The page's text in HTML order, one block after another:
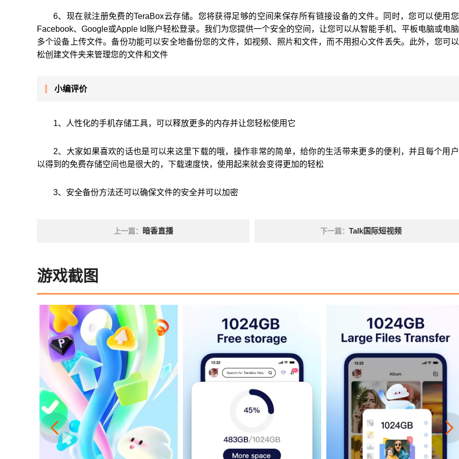
6、现在就注册免费的TeraBox云存储。您将获得足够的空间来保存所有链接设备的文件。同时，您可以使用
Facebook、Google或Apple Id账户轻松登录。我们为您提供一个安全的空间，让您可以从智能手机、平板电脑或电
多个设备上传文件。备份功能可以安全地备份您的文件，如视频、照片和文件，而不用担心文件丢失。此外，您可
松创建文件夹来管理您的文件和文件
小编评价
1、人性化的手机存储工具，可以释放更多的内存并让您轻松使用它
2、大家如果喜欢的话也是可以来这里下载的哦，操作非常的简单，给你的生活带来更多的便利，并且每个用
以得到的免费存储空间也是很大的，下载速度快，使用起来就会变得更加的轻松
3、安全备份方法还可以确保文件的安全并可以加密
上一篇： 暗香直播 下一篇： Talk国际短视频
游戏截图